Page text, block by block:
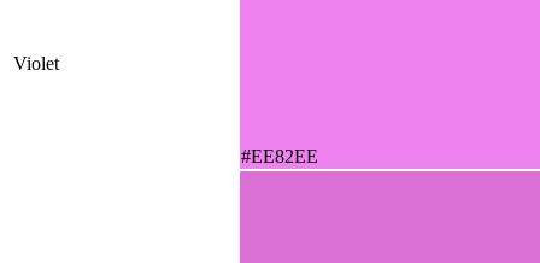
Violet
#EE82EE